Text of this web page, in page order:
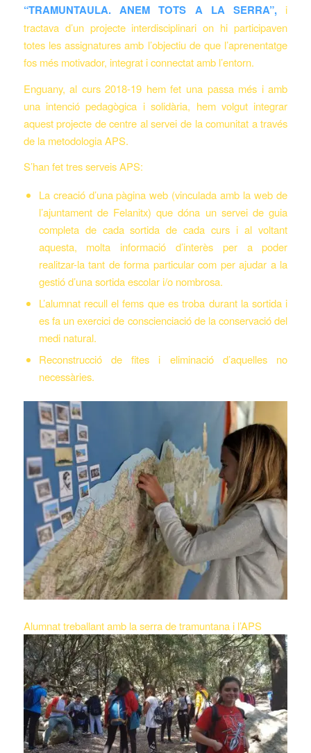
“TRAMUNTAULA. ANEM TOTS A LA SERRA”, i
tractava d’un projecte interdisciplinari on hi participaven
totes les assignatures amb l’objectiu de que l’aprenentatge
fos més motivador, integrat i connectat amb l’entorn.
Enguany, al curs 2018-19 hem fet una passa més i amb
una intenció pedagògica i solidària, hem volgut integrar
aquest projecte de centre al servei de la comunitat a través
de la metodologia APS.
S’han fet tres serveis APS:
La creació d’una pàgina web (vinculada amb la web de
l’ajuntament de Felanitx) que dóna un servei de guia
completa de cada sortida de cada curs i al voltant
aquesta, molta informació d’interès per a poder
realitzar-la tant de forma particular com per ajudar a la
gestió d’una sortida escolar i/o nombrosa.
L’alumnat recull el fems que es troba durant la sortida i
es fa un exercici de conscienciació de la conservació del
medi natural.
Reconstrucció de fites i eliminació d’aquelles no
necessàries.
Alumnat treballant amb la serra de tramuntana i l’APS